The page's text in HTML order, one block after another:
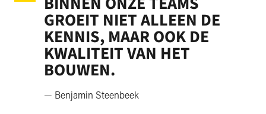
GROEIT NIET ALLEEN DE
KENNIS, MAAR OOK DE
KWALITEIT VAN HET
BOUWEN.
— Benjamin Steenbeek